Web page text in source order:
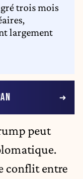
trois mois
largement
peut
conflit entre